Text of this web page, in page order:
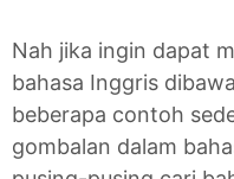
Nah jika ingin dapat
bahasa Inggris
beberapa contoh
gombalan dalam